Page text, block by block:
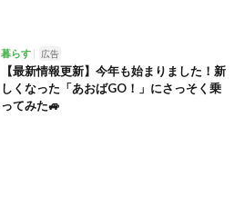
暮らす 広告
【最新情報更新】今年も始まりました！新
しくなった「あおばGO！」にさっそく乗
ってみた🚙